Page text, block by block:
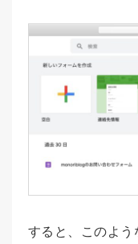
すると、このよう